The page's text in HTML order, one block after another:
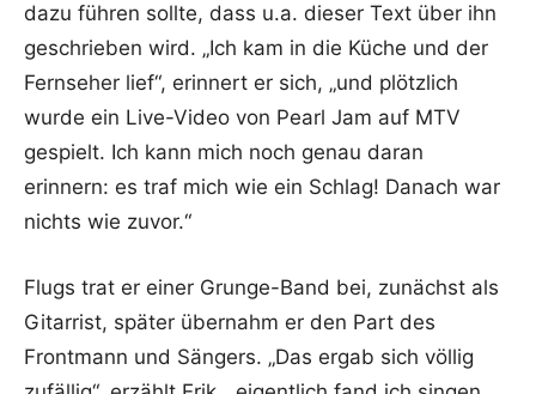
dazu führen sollte, dass u.a. dieser Text über ihn
geschrieben wird. „Ich kam in die Küche und der
Fernseher lief“, erinnert er sich, „und plötzlich
wurde ein Live-Video von Pearl Jam auf MTV
gespielt. Ich kann mich noch genau daran
erinnern: es traf mich wie ein Schlag! Danach war
nichts wie zuvor.“
Flugs trat er einer Grunge-Band bei, zunächst als
Gitarrist, später übernahm er den Part des
Frontmann und Sängers. „Das ergab sich völlig